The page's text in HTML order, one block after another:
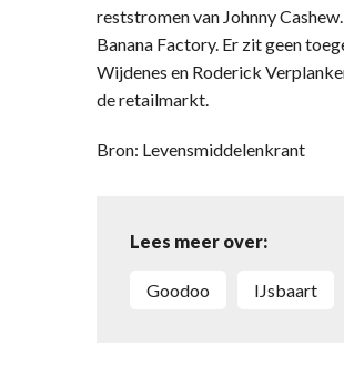
reststromen van Johnny
Banana Factory. Er zit geen
Wijdenes en Roderick
de retailmarkt.
Bron: Levensmiddelenkrant
Lees meer over:
Goodoo IJsbaart